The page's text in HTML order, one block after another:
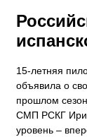
15-летняя
объявила о
прошлом
СМП РСКГ
уровень –